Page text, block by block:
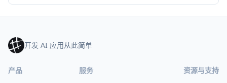
开发 AI 应用从此简单
产品 服务 资源与支持